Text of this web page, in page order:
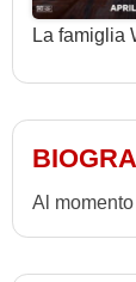
La famiglia
Al